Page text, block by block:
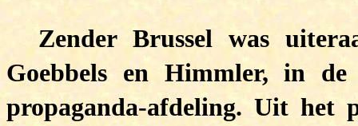
Zender Brussel was
Goebbels en Himmler, in de
propaganda-afdeling. Uit het